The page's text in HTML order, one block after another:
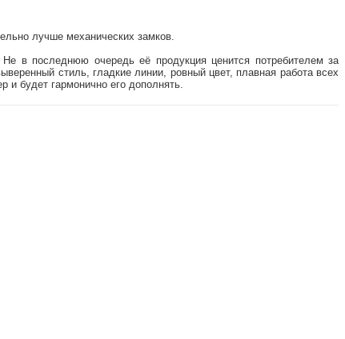
лучше механических замков.
в последнюю очередь её продукция ценится потребителем за
стиль, гладкие линии, ровный цвет, плавная работа всех
будет гармонично его дополнять.